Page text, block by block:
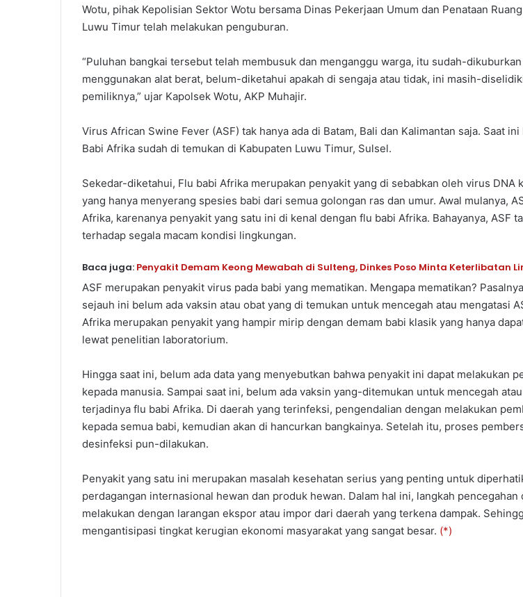
Wotu, pihak Kepolisian Sektor Wotu bersama Dinas Pekerjaan Umum dan Penataan Ruang
Luwu Timur telah melakukan penguburan.
“Puluhan bangkai tersebut telah membusuk dan menganggu warga, itu sudah-dikuburkan
menggunakan alat berat, belum-diketahui apakah di sengaja atau tidak, ini masih-
pemiliknya,” ujar Kapolsek Wotu, AKP Muhajir.
Virus African Swine Fever (ASF) tak hanya ada di Batam, Bali dan Kalimantan saja. Saat ini
Babi Afrika sudah di temukan di Kabupaten Luwu Timur, Sulsel.
Sekedar-diketahui, Flu babi Afrika merupakan penyakit yang di sebabkan oleh virus DNA
yang hanya menyerang spesies babi dari semua golongan ras dan umur. Awal mulanya,
Afrika, karenanya penyakit yang satu ini di kenal dengan flu babi Afrika. Bahayanya, ASF
terhadap segala macam kondisi lingkungan.
Baca juga: Penyakit Demam Keong Mewabah di Sulteng, Dinkes Poso Minta Keterlibatan
ASF merupakan penyakit virus pada babi yang mematikan. Mengapa mematikan?
sejauh ini belum ada vaksin atau obat yang di temukan untuk mencegah atau mengatasi
Afrika merupakan penyakit yang hampir mirip dengan demam babi klasik yang hanya
lewat penelitian laboratorium.
Hingga saat ini, belum ada data yang menyebutkan bahwa penyakit ini dapat melakukan
kepada manusia. Sampai saat ini, belum ada vaksin yang-ditemukan untuk mencegah
terjadinya flu babi Afrika. Di daerah yang terinfeksi, pengendalian dengan melakukan
kepada semua babi, kemudian akan di hancurkan bangkainya. Setelah itu, proses
desinfeksi pun-dilakukan.
Penyakit yang satu ini merupakan masalah kesehatan serius yang penting untuk
perdagangan internasional hewan dan produk hewan. Dalam hal ini, langkah pencegahan
melakukan dengan larangan ekspor atau impor dari daerah yang terkena dampak.
mengantisipasi tingkat kerugian ekonomi masyarakat yang sangat besar. (*)